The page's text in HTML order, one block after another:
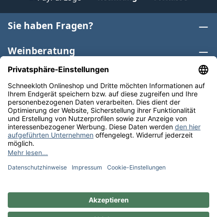
Sie haben Fragen?
Weinberatung
Informationen
Weinkategorien
Internationaler Wein
* Alle Preise inkl. gesetzl. Mehrwertsteuer zzgl.
anders angegeben. Bioprodukte im Bio-Kontrollverfahren
** Kostenfreie Lieferung ab 75 € Bestellwert in DE. Werktags